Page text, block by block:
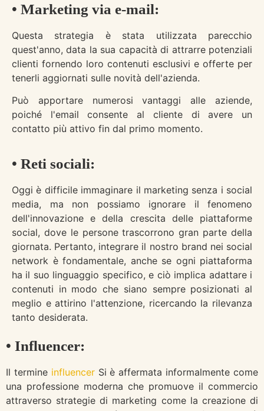
• Marketing via e-mail:
Questa strategia è stata utilizzata parecchio
quest'anno, data la sua capacità di attrarre potenziali
clienti fornendo loro contenuti esclusivi e offerte per
tenerli aggiornati sulle novità dell'azienda.
Può apportare numerosi vantaggi alle aziende,
poiché l'email consente al cliente di avere un
contatto più attivo fin dal primo momento.
• Reti sociali:
Oggi è difficile immaginare il marketing senza i social
media, ma non possiamo ignorare il fenomeno
dell'innovazione e della crescita delle piattaforme
social, dove le persone trascorrono gran parte della
giornata. Pertanto, integrare il nostro brand nei social
network è fondamentale, anche se ogni piattaforma
ha il suo linguaggio specifico, e ciò implica adattare i
contenuti in modo che siano sempre posizionati al
meglio e attirino l'attenzione, ricercando la rilevanza
tanto desiderata.
• Influencer:
Il termine influencerSi è affermata informalmente come
una professione moderna che promuove il commercio
attraverso strategie di marketing come la creazione di